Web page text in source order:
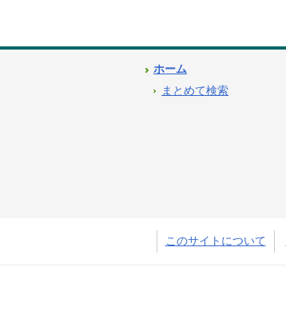
ホーム
まとめて検索
このサイトについて